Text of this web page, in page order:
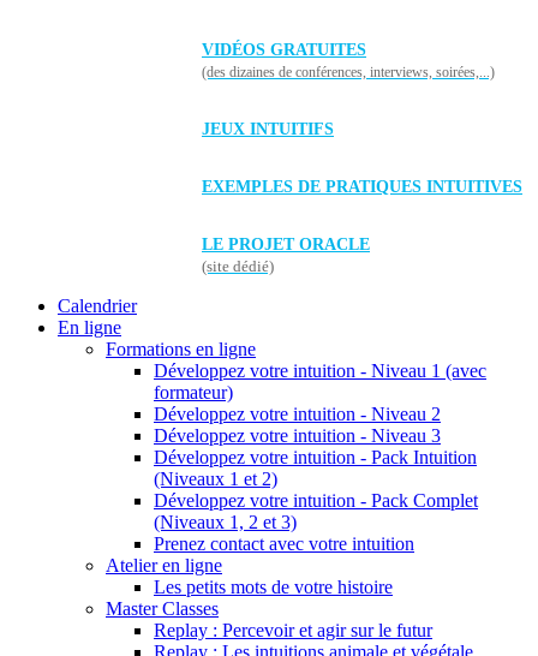
VIDÉOS GRATUITES
(des dizaines de conférences, interviews, soirées,...)
JEUX INTUITIFS
EXEMPLES DE PRATIQUES INTUITIVES
LE PROJET ORACLE
(site dédié)
Calendrier
En ligne
Formations en ligne
Développez votre intuition - Niveau 1 (avec
formateur)
Développez votre intuition - Niveau 2
Développez votre intuition - Niveau 3
Développez votre intuition - Pack Intuition
(Niveaux 1 et 2)
Développez votre intuition - Pack Complet
(Niveaux 1, 2 et 3)
Prenez contact avec votre intuition
Atelier en ligne
Les petits mots de votre histoire
Master Classes
Replay : Percevoir et agir sur le futur
Replay : Les intuitions animale et végétale